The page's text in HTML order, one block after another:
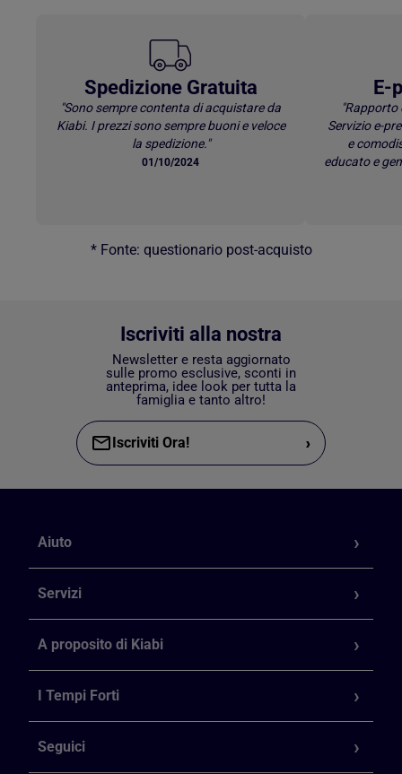
Spedizione Gratuita
"Sono sempre contenta di acquistare da
Kiabi. I prezzi sono sempre buoni e veloce
la spedizione."
01/10/2024
E-
Servizio e-
e
educato e
* Fonte: questionario post-acquisto
Iscriviti alla nostra
Newsletter e resta aggiornato
sulle promo esclusive, sconti in
anteprima, idee look per tutta la
famiglia e tanto altro!
Iscriviti Ora! ›
Aiuto
Servizi
A proposito di Kiabi
I Tempi Forti
Seguici